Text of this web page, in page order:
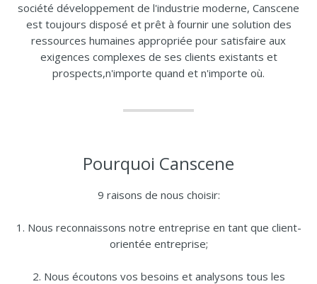
société développement de l'industrie moderne, Canscene
est toujours disposé et prêt à fournir une solution des
ressources humaines appropriée pour satisfaire aux
exigences complexes de ses clients existants et
prospects,n'importe quand et n'importe où.
Pourquoi Canscene
9 raisons de nous choisir:
1. Nous reconnaissons notre entreprise en tant que client-
orientée entreprise;
2. Nous écoutons vos besoins et analysons tous les